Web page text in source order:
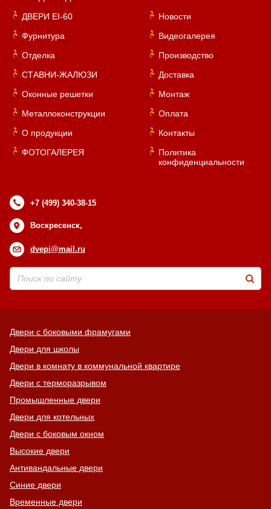
ДВЕРИ EI-60
Фурнитура
Отделка
СТАВНИ-ЖАЛЮЗИ
Оконные решетки
Металлоконструкции
О продукции
ФОТОГАЛЕРЕЯ
Новости
Видеогалерея
Производство
Доставка
Монтаж
Оплата
Контакты
Политика
конфиденциальности
+7 (499) 340-38-15
Воскресенск,
dvepi@mail.ru
Двери с боковыми фрамугами
Двери для школы
Двери в комнату в коммунальной квартире
Двери с терморазрывом
Промышленные двери
Двери для котельных
Двери с боковым окном
Высокие двери
Антивандальные двери
Синие двери
Временные двери